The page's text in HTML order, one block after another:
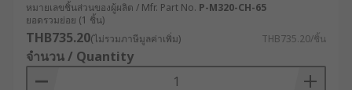
หมายเลขชิ้นส่วนของผู้ผลิต / Mfr. Part No. P-M320-CH-65
ยอดรวมย่อย (1 ชิ้น)
THB735.20(ไม่รวมภาษีมูลค่าเพิ่ม) THB735.20/ชิ้น
จำนวน / Quantity